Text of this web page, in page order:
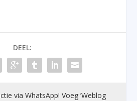
DEEL:
via WhatsApp! Voeg ’Weblog